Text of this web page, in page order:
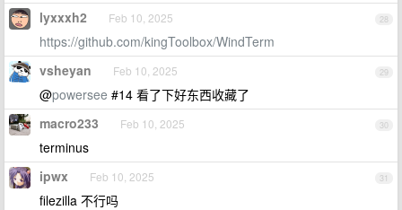
28
lyxxxh2 Feb 10, 2025
https://github.com/kingToolbox/WindTerm
29
vsheyan Feb 10, 2025
@powersee #14 看了下好东西收藏了
30
macro233 Feb 10, 2025
terminus
31
ipwx Feb 10, 2025
filezilla 不行吗